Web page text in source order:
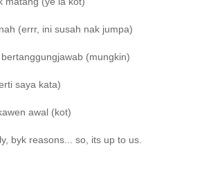
(errr, ini susah nak jumpa)
(mungkin)
saya kata)
awal (kot)
byk reasons... so, its up to us.